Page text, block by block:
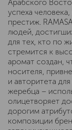
Арабского
успеха
престиж.
людей,
для тех, кто по
стремится к
аромат создан,
носителя,
и авторитета
жеребца –
олицетворяет
дорогим
композиции